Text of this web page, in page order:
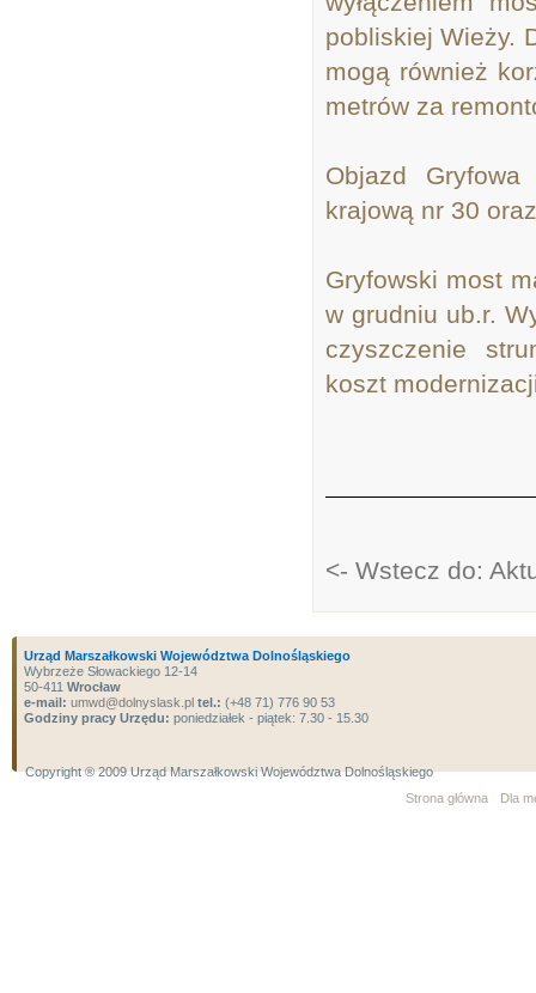
pobliskiej Wieży.
mogą również
metrów za
Objazd
krajową nr 30
Gryfowski most
w grudniu ub.r.
czyszczenie
koszt
<- Wstecz do:
Urząd Marszałkowski Województwa Dolnośląskiego
Wybrzeże Słowackiego 12-14
50-411 Wrocław
e-mail: umwd@dolnyslask.pl tel.: (+48 71) 776 90 53
Godziny pracy Urzędu: poniedziałek - piątek: 7.30 - 15.30
Copyright ® 2009 Urząd Marszałkowski Województwa Dolnośląskiego
Strona główna
Dla